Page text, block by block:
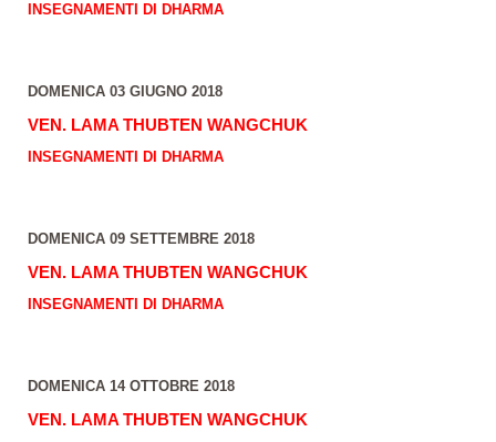
INSEGNAMENTI DI DHARMA
DOMENICA 03 GIUGNO 2018
VEN. LAMA THUBTEN WANGCHUK
INSEGNAMENTI DI DHARMA
DOMENICA 09 SETTEMBRE 2018
VEN. LAMA THUBTEN WANGCHUK
INSEGNAMENTI DI DHARMA
DOMENICA 14 OTTOBRE 2018
VEN. LAMA THUBTEN WANGCHUK